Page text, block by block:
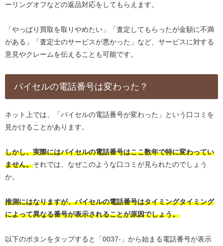
ーリングオフなどの返品対応をしてもらえます。
「やっぱり買取を取りやめたい」「査定してもらったが金額に不満
がある」「査定士のサービスが悪かった」など、サービスに対する
意見やクレームを伝えることも可能です。
バイセルの電話番号は変わった？
ネット上では、「バイセルの電話番号が変わった」という口コミを
見かけることがあります。
しかし、実際にはバイセルの電話番号はここ数年で特に変わってい
ません。それでは、なぜこのような口コミが見られたのでしょう
か。
推測にはなりますが、バイセルの電話番号はタイミングタイミング
によって異なる番号が表示されることが原因でしょう。
以下のボタンをタップすると「0037-」から始まる電話番号が表示